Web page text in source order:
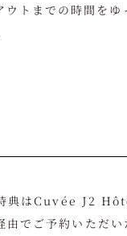
ウトまでの時間をゆ
典はCuvée J2
由でご予約いただい